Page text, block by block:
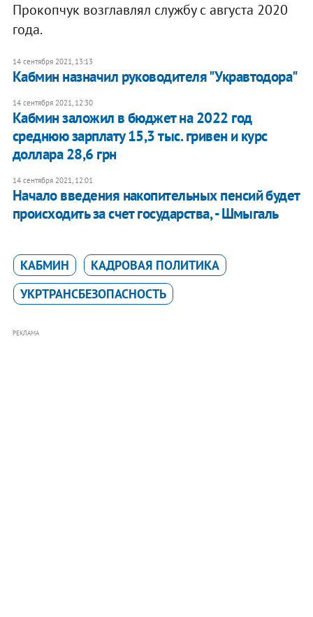
Прокопчук возглавлял службу с августа 2020
года.
14 сентября 2021, 13:13
Кабмин назначил руководителя "Укравтодора"
14 сентября 2021, 12:30
Кабмин заложил в бюджет на 2022 год
среднюю зарплату 15,3 тыс. гривен и курс
доллара 28,6 грн
14 сентября 2021, 12:01
Начало введения накопительных пенсий будет
происходить за счет государства, - Шмыгаль
КАБМИН
КАДРОВАЯ ПОЛИТИКА
УКРТРАНСБЕЗОПАСНОСТЬ
РЕКЛАМА